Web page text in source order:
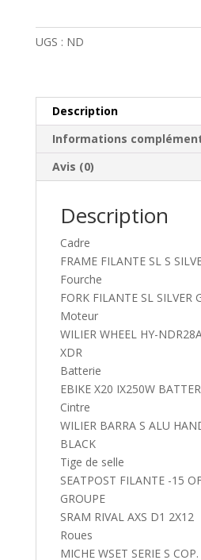
2×12
UGS : ND
Description
Informations
Avis (0)
Description
Cadre
FRAME FILANTE SL S
Fourche
FORK FILANTE SL SILVER
Moteur
WILIER WHEEL HY-
XDR
Batterie
EBIKE X20 IX250W
Cintre
WILIER BARRA S ALU
BLACK
Tige de selle
SEATPOST FILANTE -15
GROUPE
SRAM RIVAL AXS D1 2X12
Roues
MICHE WSET SERIE S